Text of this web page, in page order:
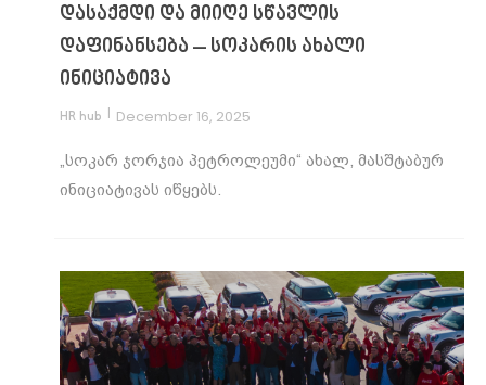
დასაქმდი და მიიღე სწავლის
დაფინანსება – სოკარის ახალი
ინიციატივა
HR hub | December 16, 2025
„სოკარ ჯორჯია პეტროლეუმი“ ახალ, მასშტაბურ
ინიციატივას იწყებს.